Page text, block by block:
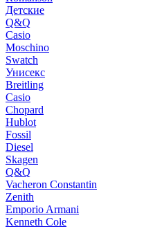
Детские
Q&Q
Casio
Moschino
Swatch
Унисекс
Breitling
Casio
Chopard
Hublot
Fossil
Diesel
Skagen
Q&Q
Vacheron Constantin
Zenith
Emporio Armani
Kenneth Cole